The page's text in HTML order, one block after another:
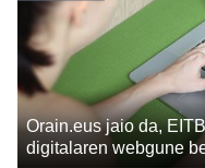
Orain.eus jaio da,
digitalaren webgune